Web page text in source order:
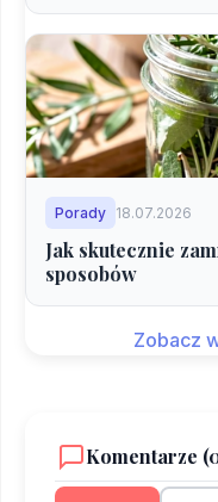
Porady 18.07.2026
Jak skutecznie
sposobów
Zobacz
Komentarze